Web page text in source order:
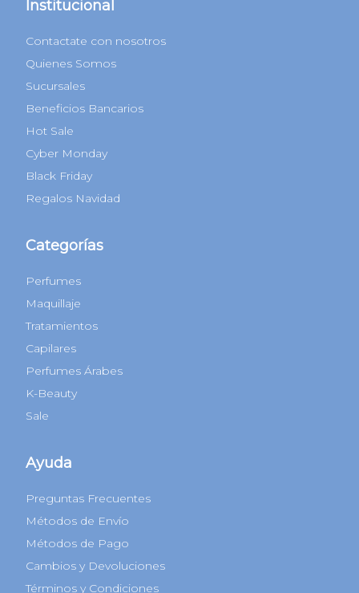
Institucional
Contactate con nosotros
Quienes Somos
Sucursales
Beneficios Bancarios
Hot Sale
Cyber Monday
Black Friday
Regalos Navidad
Categorías
Perfumes
Maquillaje
Tratamientos
Capilares
Perfumes Árabes
K-Beauty
Sale
Ayuda
Preguntas Frecuentes
Métodos de Envío
Métodos de Pago
Cambios y Devoluciones
Términos y Condiciones